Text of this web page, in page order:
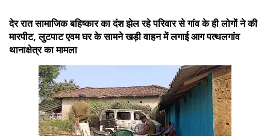
देर रात सामाजिक बहिष्कार का दंश झेल रहे परिवार से गांव के ही लोगों ने की
मारपीट, लुटपाट एवम घर के सामने खड़ी वाहन में लगाई आग पत्थलगांव
थानाक्षेत्र का मामला